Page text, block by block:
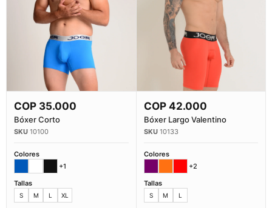
Comprar Ahora
COP 35.000
Bóxer Corto
10100
Colores
+1
Tallas
S M L XL
Comprar Ahora
COP42.000
Bóxer Largo Valentino
10133
Colores
+2
Tallas
S M L